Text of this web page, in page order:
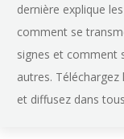
dernière explique
comment se
signes et comment
autres.
et diffusez dans